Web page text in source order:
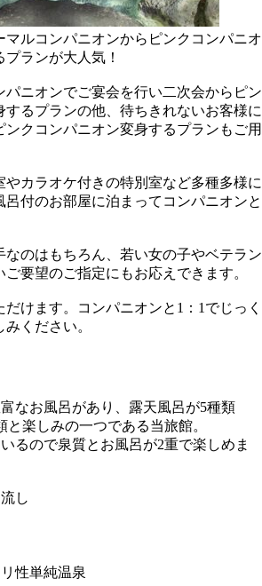
マルコンパニオンからピンクコンパニオ
ランが大人気！
パニオンでご宴会を行い二次会からピン
するプランの他、待ちきれないお客様に
ンクコンパニオン変身するプランもご用
やカラオケ付きの特別室など多種多様に
呂付のお部屋に泊まってコンパニオンと
なのはもちろん、若い女の子やベテラン
要望のご指定にもお応えできます。
けます。コンパニオンと1：1でじっく
ください。
なお風呂があり、露天風呂が5種類
と楽しみの一つである当旅館。
るので泉質とお風呂が2重で楽しめま
し
性単純温泉